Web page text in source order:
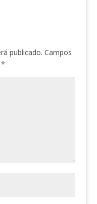
publicado. Campos
*